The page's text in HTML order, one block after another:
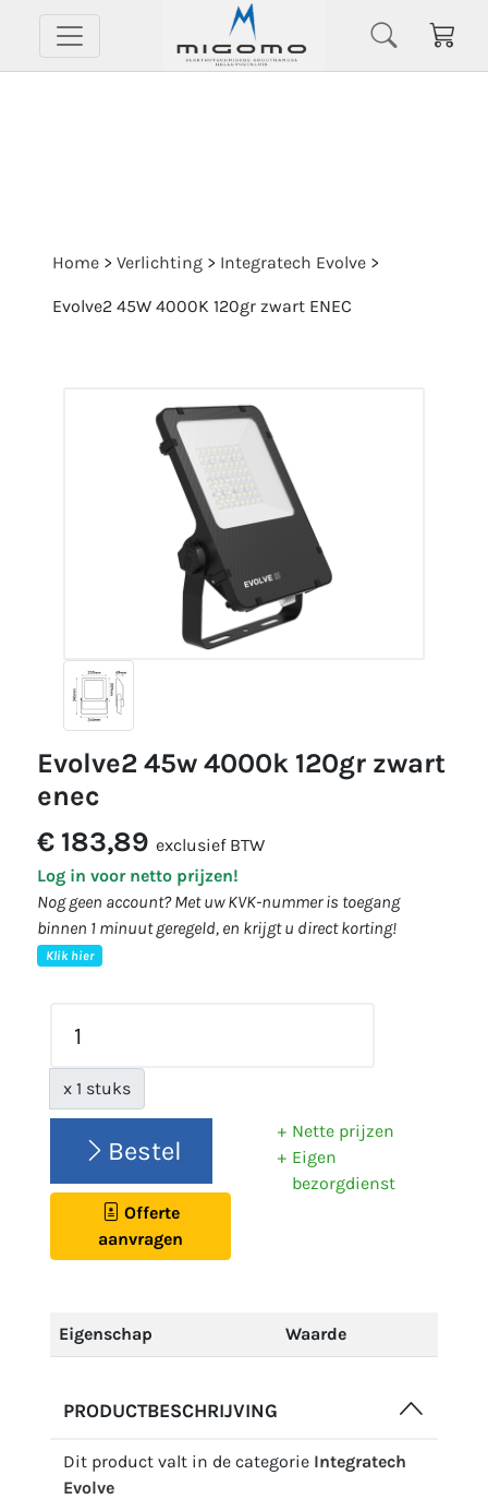
Home > Verlichting > Integratech Evolve >
Evolve2 45W 4000K 120gr zwart ENEC
evolve2 45w 4000k 120gr zwart
enec
€ 183,89 exclusief BTW
Log in voor netto prijzen!
Nog geen account? Met uw KVK-nummer is toegang
binnen 1 minuut geregeld, en krijgt u direct korting!
Klik hier
x 1 stuks
Bestel
Offerte
aanvragen
Nette prijzen
Eigen
bezorgdienst
Eigenschap Waarde
PRODUCTBESCHRIJVING
Dit product valt in de categorie Integratech
Evolve